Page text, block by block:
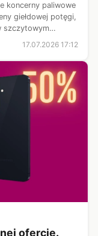
koncerny paliwowe
giełdowej potęgi,
szczytowym
dolarów. W
17.07.2026 17:12
ofercie.